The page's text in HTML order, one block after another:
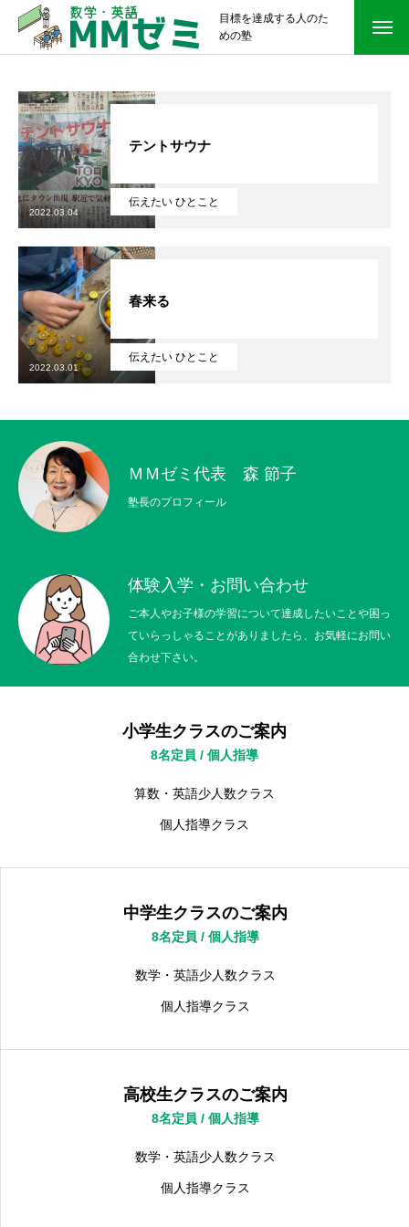
目標を達成する人のた
めの塾
小学生クラスのご案内
高校生クラスのご案内
体験入学・お問い合わせ
ブログ 伝えたい ひとこと
伝えたい ひとこと
テントサウナ
2022.03.04
伝えたい ひとこと
春来る
2022.03.01
ＭＭゼミ代表 森 節子
塾長のプロフィール
体験入学・お問い合わせ
ご本人やお子様の学習について達成したいことや困っ
ていらっしゃることがありましたら、お気軽にお問い
合わせ下さい。
小学生クラスのご案内
8名定員 / 個人指導
算数・英語少人数クラス
個人指導クラス
中学生クラスのご案内
8名定員 / 個人指導
数学・英語少人数クラス
個人指導クラス
高校生クラスのご案内
8名定員 / 個人指導
数学・英語少人数クラス
個人指導クラス